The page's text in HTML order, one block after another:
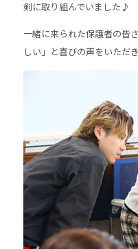
剣に取り組んでいました♪
一緒に来られた保護者の皆
しい」と喜びの声をいただき